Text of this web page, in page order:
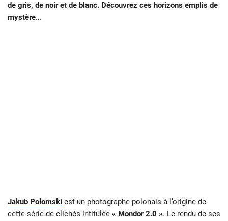
de gris, de noir et de blanc. Découvrez ces horizons emplis de
mystère…
Jakub Polomski est un photographe polonais à l’origine de
cette série de clichés intitulée « Mondor 2.0 ». Le rendu de ses